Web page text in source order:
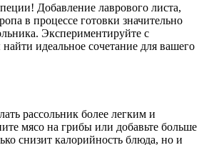
Добавление лаврового листа,
в процессе готовки значительно
Экспериментируйте с
идеальное сочетание для вашего
рассольник более легким и
мясо на грибы или добавьте больше
снизит калорийность блюда, но и